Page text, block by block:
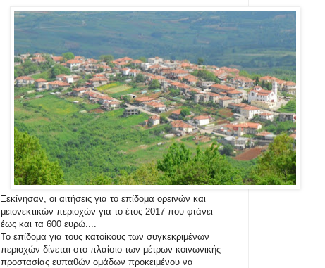
Ξεκίνησαν, οι αιτήσεις για το επίδομα ορεινών και
μειονεκτικών περιοχών για το έτος 2017 που φτάνει
έως και τα 600 ευρώ....
Το επίδομα για τους κατοίκους των συγκεκριμένων
περιοχών δίνεται στο πλαίσιο των μέτρων κοινωνικής
προστασίας ευπαθών ομάδων προκειμένου να